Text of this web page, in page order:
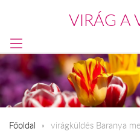
VIRÁG A
Főoldal virágküldés Baranya